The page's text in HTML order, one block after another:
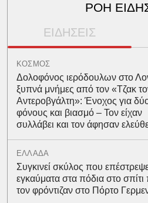
ΡΟΗ
ΕΙΔΗΣΕΙΣ
ΚΟΣΜΟΣ
Δολοφόνος ιερόδουλων στο
ξυπνά μνήμες από τον «Τζακ
Αντεροβγάλτη»: Ένοχος για
φόνους και βιασμό – Τον είχαν
συλλάβει και τον άφησαν
ΕΛΛΑΔΑ
Συγκινεί σκύλος που
εγκαύματα στα πόδια στο σπίτι
τον φρόντιζαν στο Πόρτο